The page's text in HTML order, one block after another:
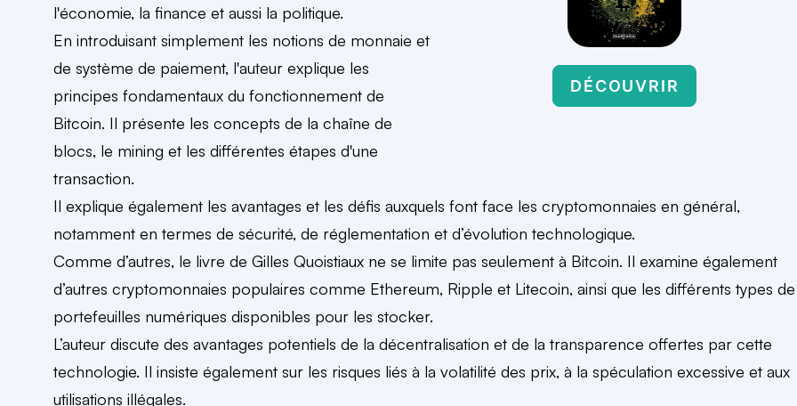
l'économie, la finance et aussi la politique.
En introduisant simplement les notions de monnaie et
de système de paiement, l'auteur explique les
principes fondamentaux du fonctionnement de
Bitcoin. Il présente les concepts de la chaîne de
blocs, le mining et les différentes étapes d'une
transaction.
DÉCOUVRIR
Il explique également les avantages et les défis auxquels font face les cryptomonnaies en général,
notamment en termes de sécurité, de réglementation et d’évolution technologique.
Comme d’autres, le livre de Gilles Quoistiaux ne se limite pas seulement à Bitcoin. Il examine également
d’autres cryptomonnaies populaires comme Ethereum, Ripple et Litecoin, ainsi que les différents types de
portefeuilles numériques disponibles pour les stocker.
L’auteur discute des avantages potentiels de la décentralisation et de la transparence offertes par cette
technologie. Il insiste également sur les risques liés à la volatilité des prix, à la spéculation excessive et aux
utilisations illégales.